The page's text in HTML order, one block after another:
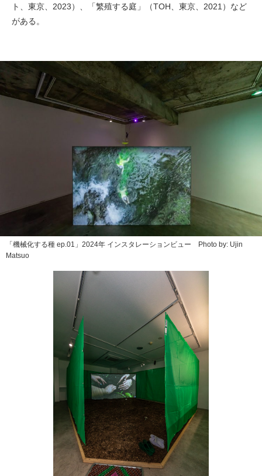
ト、東京、2023）、「繁殖する庭」（TOH、東京、2021）など
がある。
「機械化する種 ep.01」2024年 インスタレーションビュー Photo by: Ujin
Matsuo